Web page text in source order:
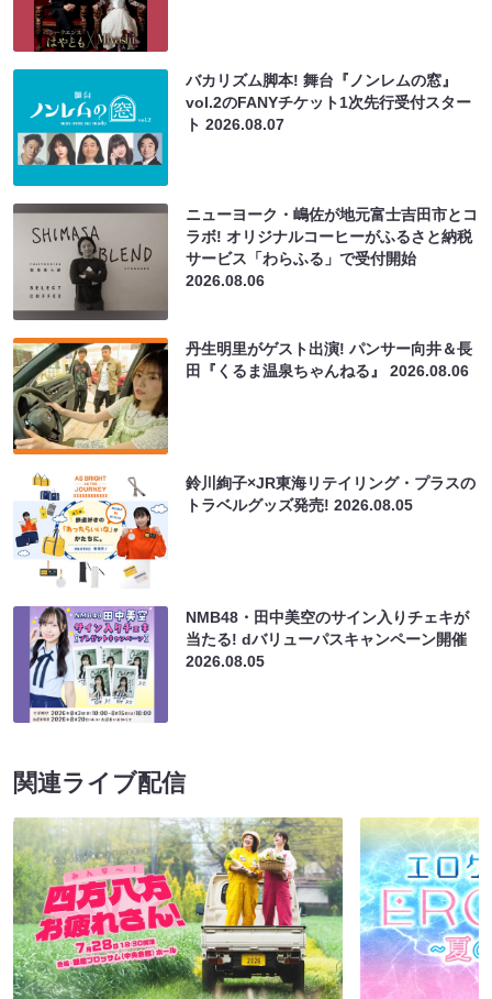
バカリズム脚本! 舞台『ノンレムの窓』
vol.2のFANYチケット1次先行受付スター
ト2026.08.07
ニューヨーク・嶋佐が地元富士吉田市とコ
ラボ! オリジナルコーヒーがふるさと納税
サービス「わらふる」で受付開始
2026.08.06
丹生明里がゲスト出演! パンサー向井＆長
田『くるま温泉ちゃんねる』2026.08.06
鈴川絢子×JR東海リテイリング・プラスの
トラベルグッズ発売!2026.08.05
NMB48・田中美空のサイン入りチェキが
当たる! dバリューパスキャンペーン開催
2026.08.05
関連ライブ配信